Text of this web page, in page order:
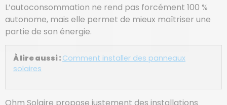
L’autoconsommation ne rend pas forcément 100 %
autonome, mais elle permet de mieux maîtriser une
partie de son énergie.
À lire aussi : Comment installer des panneaux
solaires